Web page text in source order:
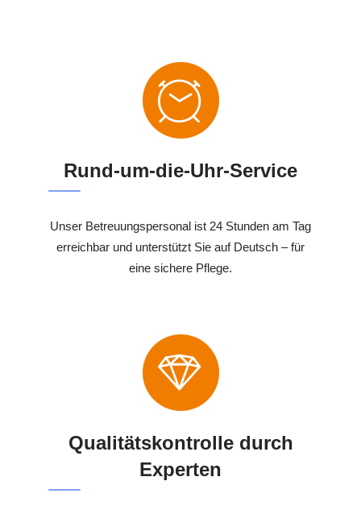
Rund-um-die-Uhr-Service
Unser Betreuungspersonal ist 24 Stunden am Tag
erreichbar und unterstützt Sie auf Deutsch – für
eine sichere Pflege.
Qualitätskontrolle durch
Experten